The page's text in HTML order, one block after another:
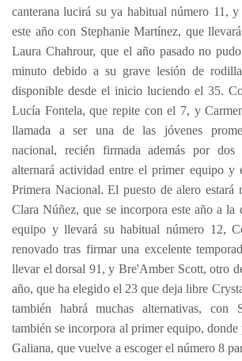
canterana lucirá su ya habitual número 11,
este año con Stephanie Martínez, que
Laura Chahrour, que el año pasado no
minuto debido a su grave lesión de
disponible desde el inicio luciendo el 35.
Lucía Fontela, que repite con el 7, y
llamada a ser una de las jóvenes
nacional, recién firmada además por dos
alternará actividad entre el primer equipo
Primera Nacional. El puesto de alero estará
Clara Núñez, que se incorpora este año a la
equipo y llevará su habitual número 12,
renovado tras firmar una excelente
llevar el dorsal 91, y Bre'Amber Scott, otro
año, que ha elegido el 23 que deja libre
también habrá muchas alternativas, con
también se incorpora al primer equipo,
Galiana, que vuelve a escoger el número 8